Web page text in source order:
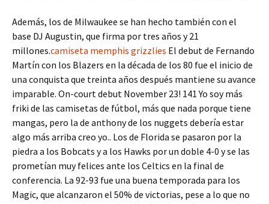
Además, los de Milwaukee se han hecho también con el
base DJ Augustin, que firma por tres años y 21
millones.camiseta memphis grizzlies El debut de Fernando
Martín con los Blazers en la década de los 80 fue el inicio de
una conquista que treinta años después mantiene su avance
imparable. On-court debut November 23! 141 Yo soy más
friki de las camisetas de fútbol, más que nada porque tiene
mangas, pero la de anthony de los nuggets debería estar
algo más arriba creo yo.. Los de Florida se pasaron por la
piedra a los Bobcats y a los Hawks por un doble 4-0 y se las
prometían muy felices ante los Celtics en la final de
conferencia. La 92-93 fue una buena temporada para los
Magic, que alcanzaron el 50% de victorias, pese a lo que no